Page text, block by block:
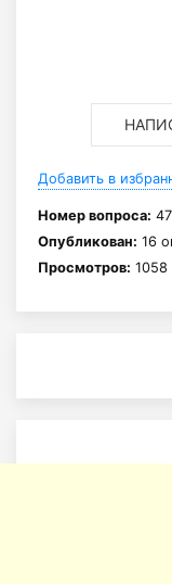
Добавить в
Номер вопроса:
Опубликован: 16
Просмотров: 1058